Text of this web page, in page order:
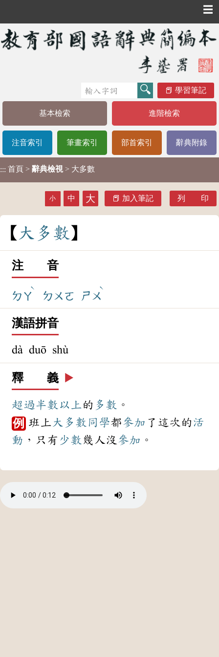
☰
學習筆記
基本檢索 進階檢索
注音索引 筆畫索引 部首索引 辭典附錄
::: 首頁 > 辭典檢視 > 大多數
小 中 大 加入筆記 列 印
大 多 數
注 音
ㄉㄚ
ˋ
ㄉㄨㄛ ㄕㄨ
ˋ
漢語拼音
dà duō shù
釋 義 ▶️
超過半數 以上的 多數 。
例 班上 大多數 同學都參加 了這次的 活
動 ，只有 少數 幾人沒 參加 。